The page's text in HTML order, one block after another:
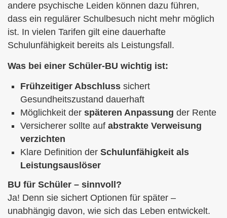
andere psychische Leiden können dazu führen,
dass ein regulärer Schulbesuch nicht mehr möglich
ist. In vielen Tarifen gilt eine dauerhafte
Schulunfähigkeit bereits als Leistungsfall.
Was bei einer Schüler-BU wichtig ist:
Frühzeitiger Abschluss sichert
Gesundheitszustand dauerhaft
Möglichkeit der späteren Anpassung der Rente
Versicherer sollte auf abstrakte Verweisung
verzichten
Klare Definition der Schulunfähigkeit als
Leistungsauslöser
BU für Schüler – sinnvoll?
Ja! Denn sie sichert Optionen für später –
unabhängig davon, wie sich das Leben entwickelt.